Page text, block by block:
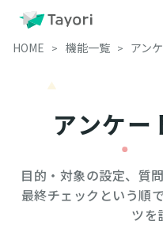
HOME 機能一覧 アン
アンケー
目的・対象の設定、質
最終チェックという順
ツを